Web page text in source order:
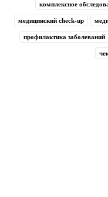
комплексное
медицинский check-up
профилактика заболеваний